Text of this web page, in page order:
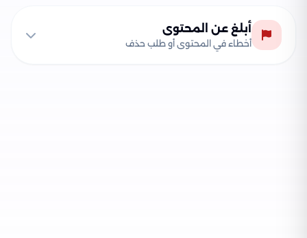
أبلغ عن المحتوى
أخطاء في المحتوى أو طلب حذف